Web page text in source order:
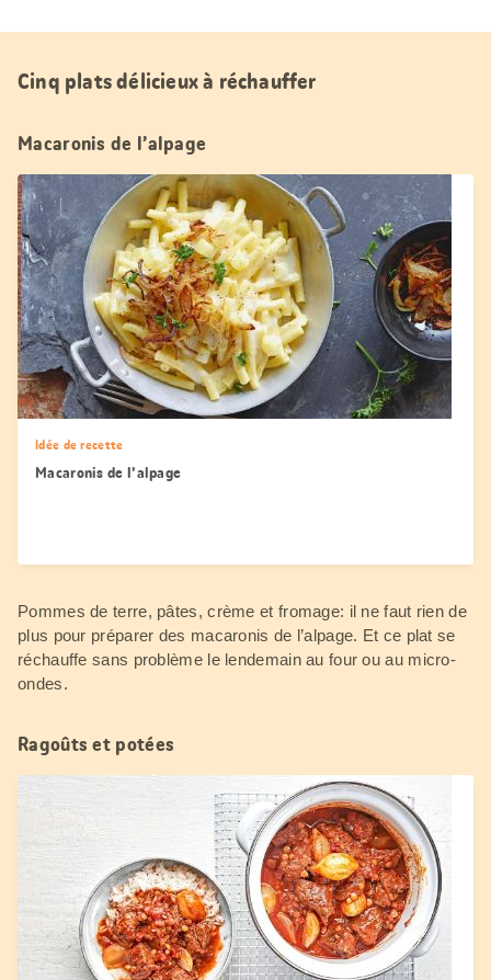
Cinq plats délicieux à réchauffer
Macaronis de l’alpage
Idée de recette
Macaronis de l'alpage
Pommes de terre, pâtes, crème et fromage: il ne faut rien de
plus pour préparer des macaronis de l’alpage. Et ce plat se
réchauffe sans problème le lendemain au four ou au micro-
ondes.
Ragoûts et potées